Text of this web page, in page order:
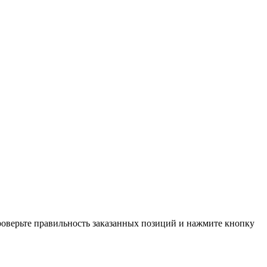
правильность заказанных позиций и нажмите кнопку